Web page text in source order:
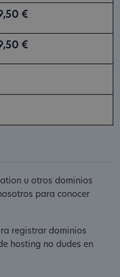
€
€
u otros dominios
para conocer
registrar dominios
hosting no dudes en